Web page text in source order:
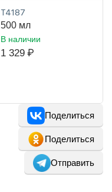
Т4187
500 мл
В наличии
1 329 ₽
Поделиться
Поделиться
Отправить